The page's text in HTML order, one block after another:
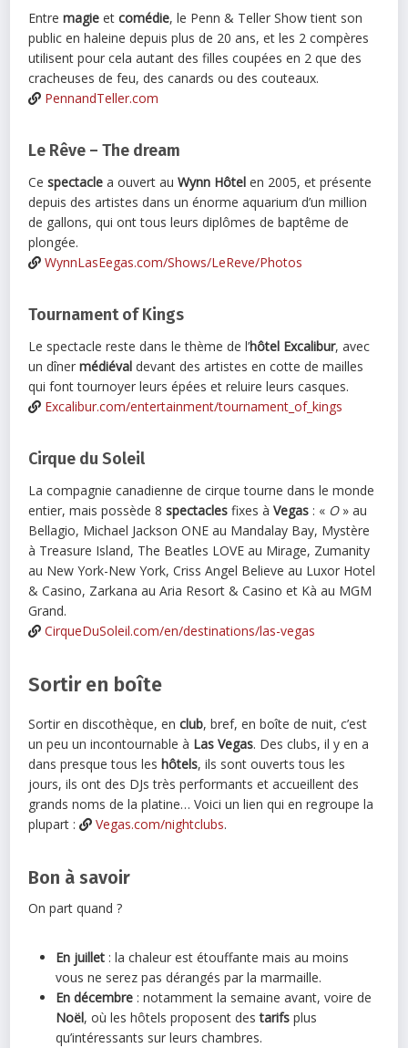
Entremagie etcomédie, le Penn & Teller Show tient son
public en haleine depuis plus de 20 ans, et les 2 compères
utilisent pour cela autant des filles coupées en 2 que des
cracheuses de feu, des canards ou des couteaux.
PennandTeller.com
Le Rêve – The dream
Cespectacle a ouvert auWynn Hôtel en 2005, et présente
depuis des artistes dans un énorme aquarium d’un million
de gallons, qui ont tous leurs diplômes de baptême de
plongée.
WynnLasEegas.com/Shows/LeReve/Photos
Tournament of Kings
Le spectacle reste dans le thème de l’hôtel Excalibur, avec
un dîner médiéval devant des artistes en cotte de mailles
qui font tournoyer leurs épées et reluire leurs casques.
Excalibur.com/entertainment/tournament_of_kings
Cirque du Soleil
La compagnie canadienne de cirque tourne dans le monde
entier, mais possède 8spectacles fixes àVegas : « O» au
Bellagio, Michael Jackson ONE au Mandalay Bay, Mystère
à Treasure Island, The Beatles LOVE au Mirage, Zumanity
au New York-New York, Criss Angel Believe au Luxor Hotel
& Casino, Zarkana au Aria Resort & Casino et Kà au MGM
Grand.
CirqueDuSoleil.com/en/destinations/las-vegas
Sortir en boîte
Sortir en discothèque, enclub, bref, en boîte de nuit, c’est
un peu un incontournable à Las Vegas. Des clubs, il y en a
dans presque tous leshôtels, ils sont ouverts tous les
jours, ils ont des DJs très performants et accueillent des
grands noms de la platine… Voici un lien qui en regroupe la
plupart :
Vegas.com/nightclubs.
Bon à savoir
On part quand ?
En juillet : la chaleur est étouffante mais au moins
vous ne serez pas dérangés par la marmaille.
En décembre : notamment la semaine avant, voire de
Noël, où les hôtels proposent destarifs plus
qu’intéressants sur leurs chambres.